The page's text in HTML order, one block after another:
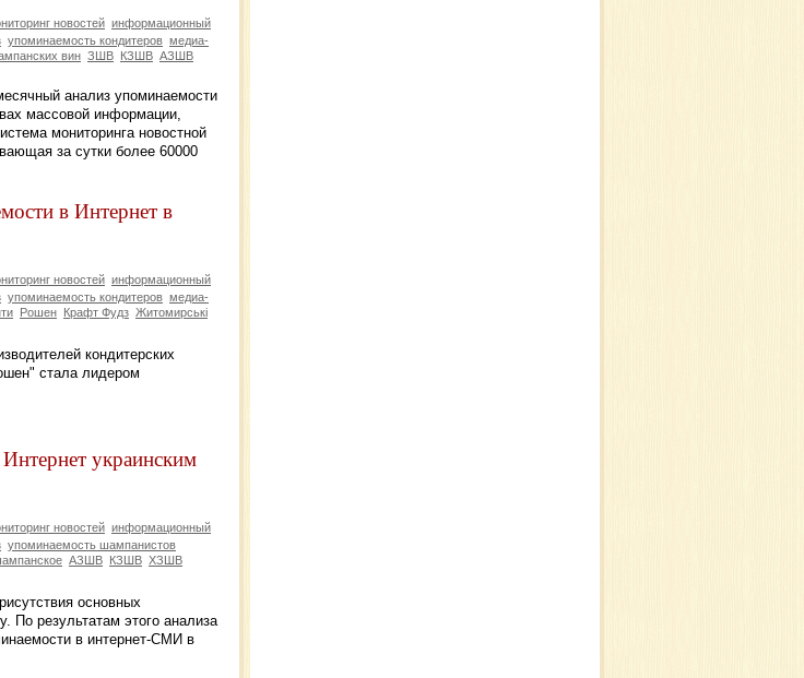
новостей информационный
упоминаемость кондитеров медиа-
вин ЗШВ КЗШВ АЗШВ
анализ упоминаемости
массовой информации,
мониторинга новостной
за сутки более 60000
в Интернет в
новостей информационный
упоминаемость кондитеров медиа-
Рошен Крафт Фудз Житомирські
кондитерских
стала лидером
украинским
новостей информационный
упоминаемость шампанистов
АЗШВ КЗШВ ХЗШВ
основных
По результатам этого анализа
в интернет-СМИ в